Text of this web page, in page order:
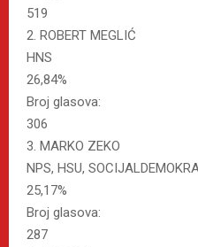
519
2. ROBERT MEGLIĆ
HNS
26,84%
Broj glasova:
306
3. MARKO ZEKO
NPS, HSU,
25,17%
Broj glasova:
287